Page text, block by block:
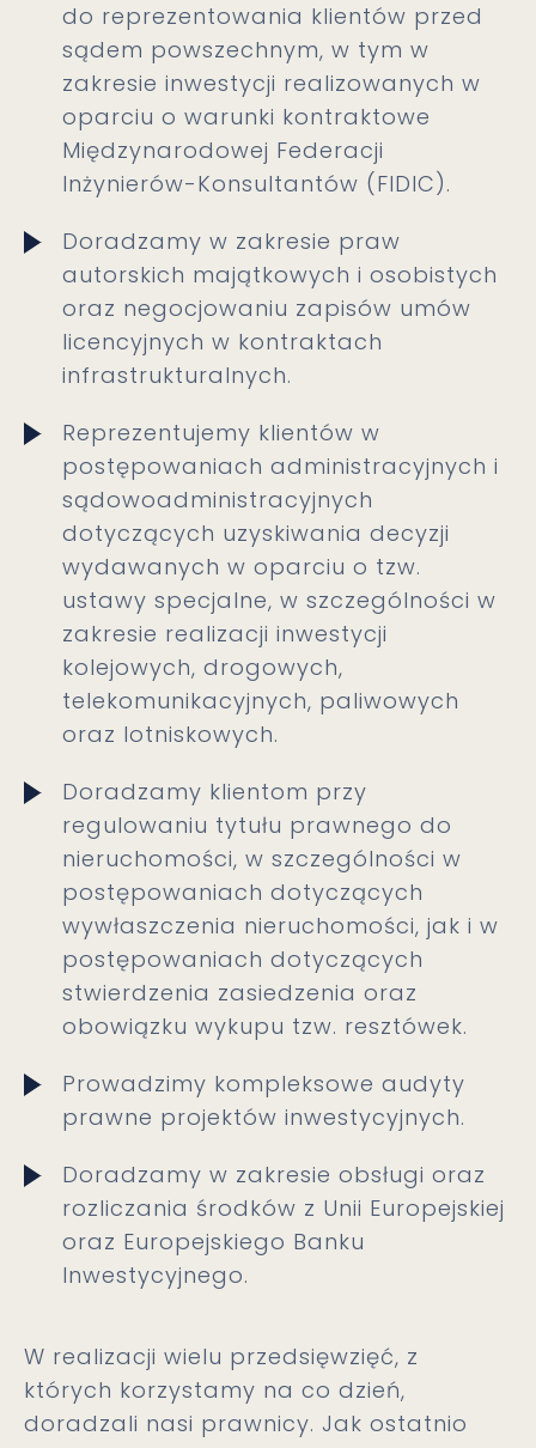
do reprezentowania klientów przed
sądem powszechnym, w tym w
zakresie inwestycji realizowanych w
oparciu o warunki kontraktowe
Międzynarodowej Federacji
Inżynierów-Konsultantów (FIDIC).
Doradzamy w zakresie praw
autorskich majątkowych i osobistych
oraz negocjowaniu zapisów umów
licencyjnych w kontraktach
infrastrukturalnych.
Reprezentujemy klientów w
postępowaniach administracyjnych i
sądowoadministracyjnych
dotyczących uzyskiwania decyzji
wydawanych w oparciu o tzw.
ustawy specjalne, w szczególności w
zakresie realizacji inwestycji
kolejowych, drogowych,
telekomunikacyjnych, paliwowych
oraz lotniskowych.
Doradzamy klientom przy
regulowaniu tytułu prawnego do
nieruchomości, w szczególności w
postępowaniach dotyczących
wywłaszczenia nieruchomości, jak i w
postępowaniach dotyczących
stwierdzenia zasiedzenia oraz
obowiązku wykupu tzw. resztówek.
Prowadzimy kompleksowe audyty
prawne projektów inwestycyjnych.
Doradzamy w zakresie obsługi oraz
rozliczania środków z Unii Europejskiej
oraz Europejskiego Banku
Inwestycyjnego.
W realizacji wielu przedsięwzięć, z
których korzystamy na co dzień,
doradzali nasi prawnicy. Jak ostatnio